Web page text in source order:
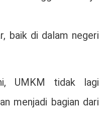
baik di dalam negeri
UMKM tidak lagi
menjadi bagian dari